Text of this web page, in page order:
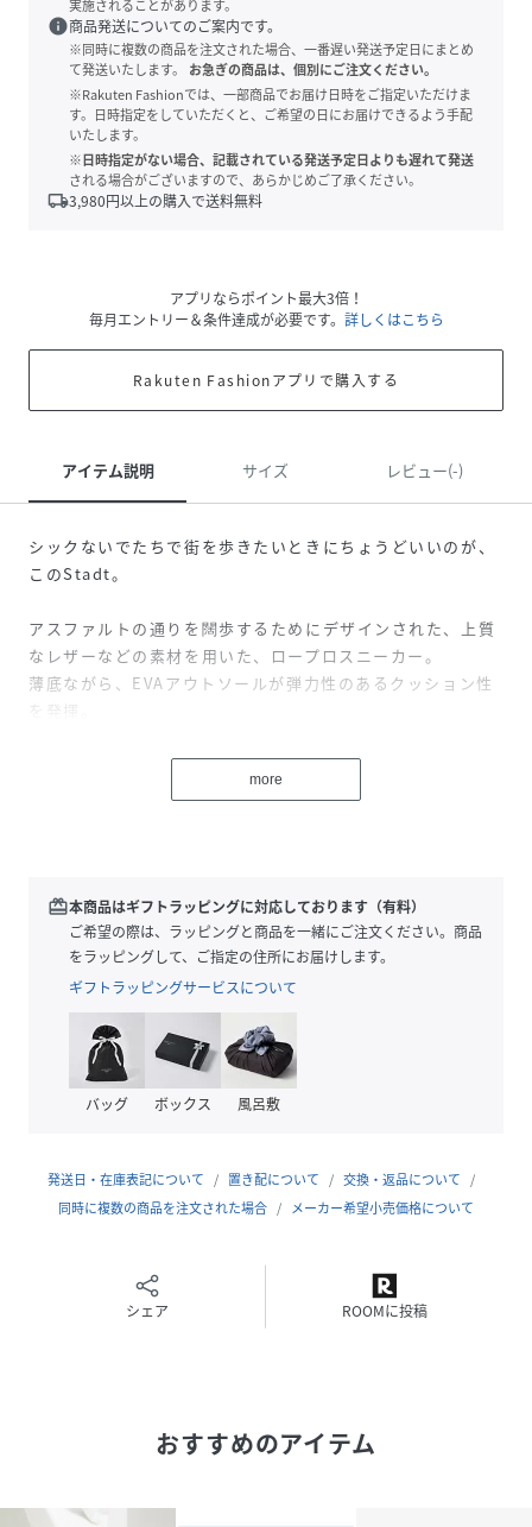
実施されることがあります。
info商品発送についてのご案内です。
※同時に複数の商品を注文された場合、一番遅い発送予定日にまとめ
て発送いたします。
お急ぎの商品は、個別にご注文ください。
※Rakuten Fashionでは、一部商品でお届け日時をご指定いただけま
す。日時指定をしていただくと、ご希望の日にお届けできるよう手配
いたします。
※日時指定がない場合、記載されている発送予定日よりも遅れて発送
される場合がございますので、あらかじめご了承ください。
local_shipping3,980円以上の購入で送料無料
アプリならポイント最大3倍！
毎月エントリー＆条件達成が必要です。 詳しくはこちら
Rakuten Fashionアプリで購入する
アイテム説明 サイズ レビュー(-)
シックないでたちで街を歩きたいときにちょうどいいのが、
このStadt。
アスファルトの通りを闊歩するためにデザインされた、上質
なレザーなどの素材を用いた、ロープロスニーカー。
薄底ながら、EVAアウトソールが弾力性のあるクッション性
を発揮。
足入れもスムーズ。
クスやスーツだって合わせられる、その名の通り都会に似合
う、スタイリッシュなオールラウンダー。
・レギュラーフィット
・シューレースクロージャー
・レザーと合成素材のアッパー
・テキスタイルと合成素材のライニング
製造会社「ダスラー兄弟社」を設立したことから始まりまし
ングセラー商品が多く、アスリートやミュージシャンなど幅
more
redeem本商品はギフトラッピングに対応しております（有料）
ご希望の際は、ラッピングと商品を一緒にご注文ください。商品
をラッピングして、ご指定の住所にお届けします。
ギフトラッピングサービスについて
バッグ ボックス 風呂敷
発送日・在庫表記について 置き配について
交換・返品について
同時に複数の商品を注文された場合
メーカー希望小売価格について
シェア ROOMに投稿
おすすめのアイテム